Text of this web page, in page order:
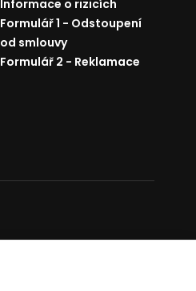
Informace o rizicích
Formulář 1 - Odstoupení
od smlouvy
Formulář 2 - Reklamace